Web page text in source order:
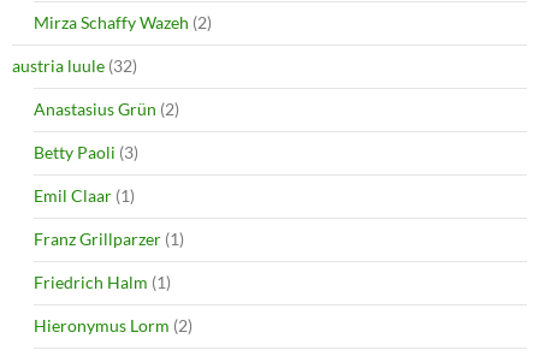
Mirza Schaffy Wazeh (2)
austria luule (32)
Anastasius Grün (2)
Betty Paoli (3)
Emil Claar (1)
Franz Grillparzer (1)
Friedrich Halm (1)
Hieronymus Lorm (2)